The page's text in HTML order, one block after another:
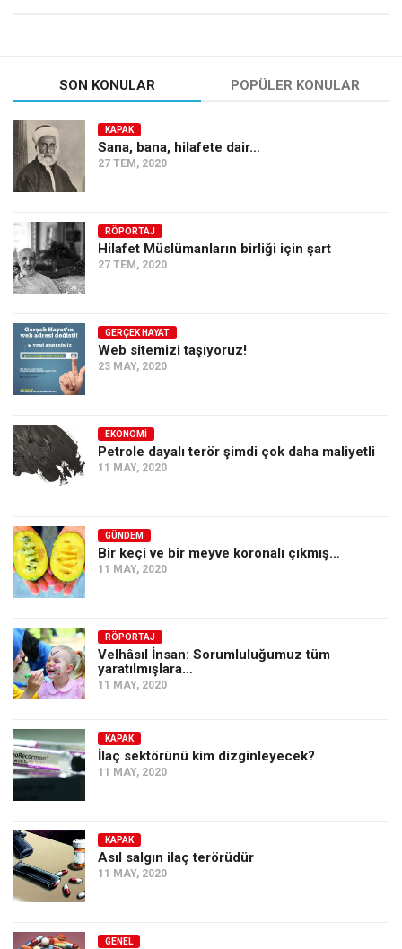
Kategoriler
Kültür Sanat
Kitap
Karisi kitap sualleri
7 soruda bu hafta
Ekonomi
Spor
Sağlık
Gıda-Beslenme
Türkiye
Siyaset
Dünya
Asya
Amerika
Avustralya
Tarih
Düşünce
Dosyalar
SON KONULAR POPÜLER KONULAR
KAPAK
Sana, bana, hilafete dair…
27 TEM, 2020
RÖPORTAJ
Hilafet Müslümanların birliği için şart
27 TEM, 2020
GERÇEK HAYAT
Web sitemizi taşıyoruz!
23 MAY, 2020
EKONOMI
Petrole dayalı terör şimdi çok daha maliyetli
11 MAY, 2020
GÜNDEM
Bir keçi ve bir meyve koronalı çıkmış…
11 MAY, 2020
RÖPORTAJ
Velhâsıl İnsan: Sorumluluğumuz tüm
yaratılmışlara…
11 MAY, 2020
KAPAK
İlaç sektörünü kim dizginleyecek?
11 MAY, 2020
KAPAK
Asıl salgın ilaç terörüdür
11 MAY, 2020
GENEL